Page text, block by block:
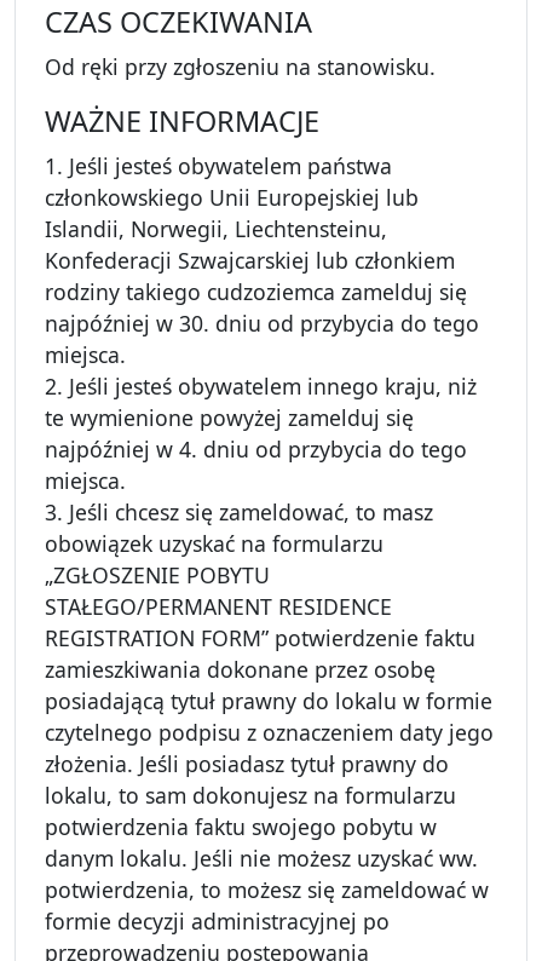
CZAS OCZEKIWANIA
Od ręki przy zgłoszeniu na stanowisku.
WAŻNE INFORMACJE
1. Jeśli jesteś obywatelem państwa
członkowskiego Unii Europejskiej lub
Islandii, Norwegii, Liechtensteinu,
Konfederacji Szwajcarskiej lub członkiem
rodziny takiego cudzoziemca zamelduj się
najpóźniej w 30. dniu od przybycia do tego
miejsca.
2. Jeśli jesteś obywatelem innego kraju, niż
te wymienione powyżej zamelduj się
najpóźniej w 4. dniu od przybycia do tego
miejsca.
3. Jeśli chcesz się zameldować, to masz
obowiązek uzyskać na formularzu
„ZGŁOSZENIE POBYTU
STAŁEGO/PERMANENT RESIDENCE
REGISTRATION FORM” potwierdzenie faktu
zamieszkiwania dokonane przez osobę
posiadającą tytuł prawny do lokalu w formie
czytelnego podpisu z oznaczeniem daty jego
złożenia. Jeśli posiadasz tytuł prawny do
lokalu, to sam dokonujesz na formularzu
potwierdzenia faktu swojego pobytu w
danym lokalu. Jeśli nie możesz uzyskać ww.
potwierdzenia, to możesz się zameldować w
formie decyzji administracyjnej po
przeprowadzeniu postępowania